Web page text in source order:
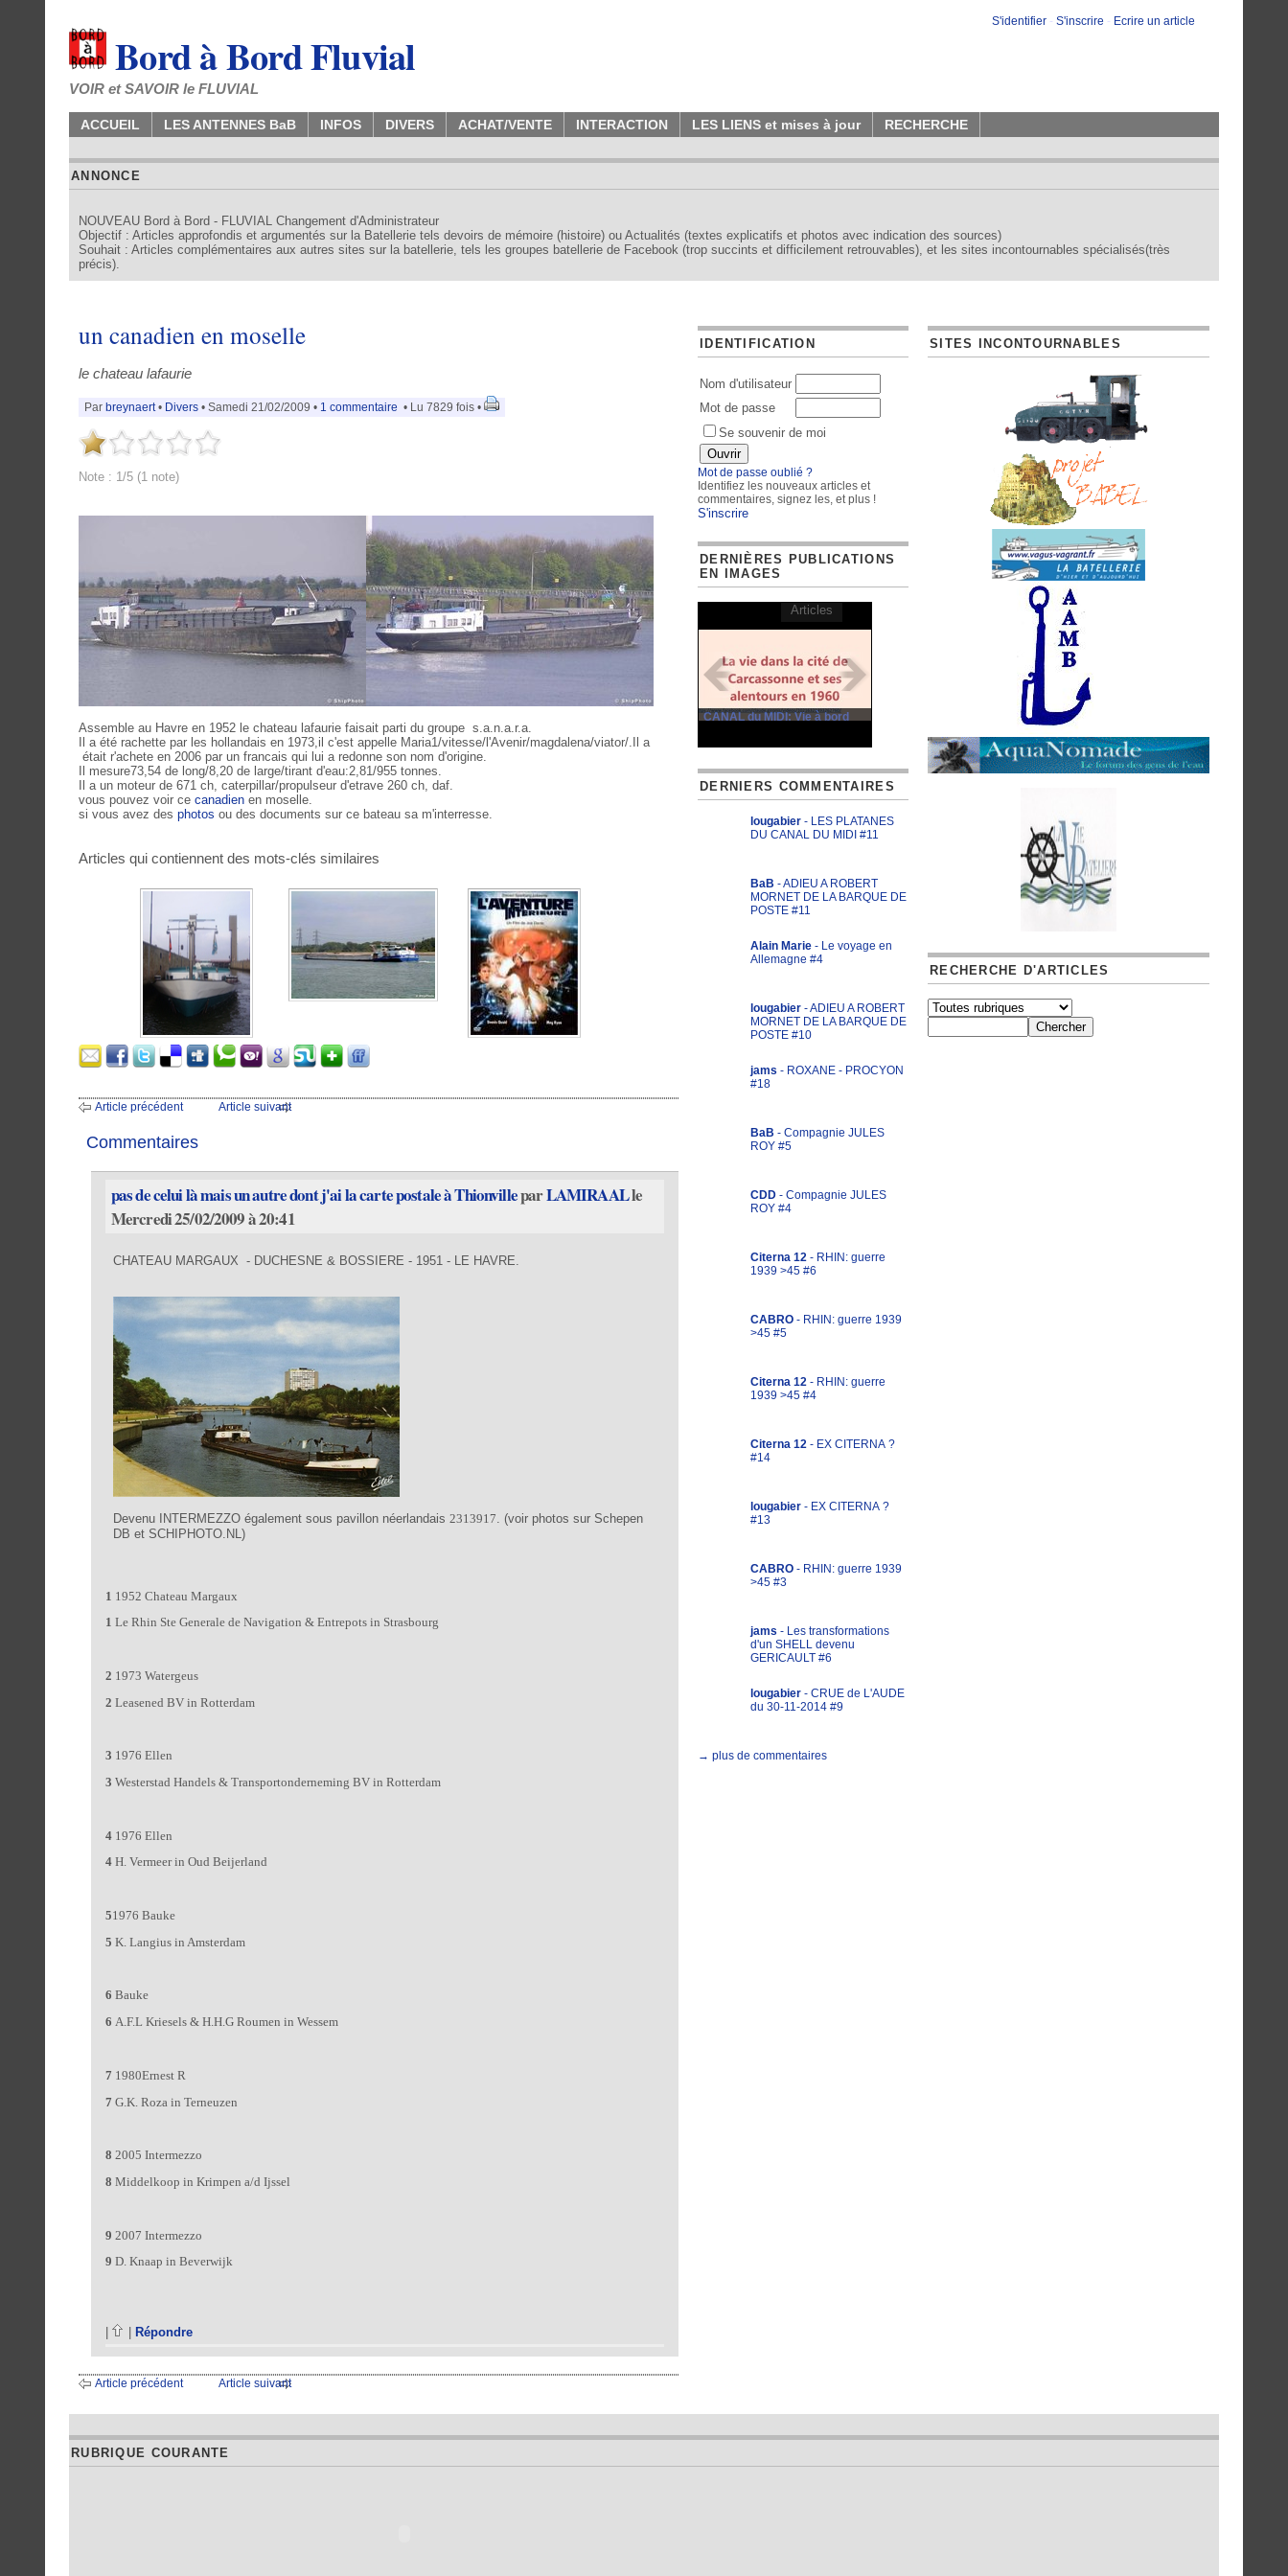
S'identifier - S'inscrire - Ecrire un article
Bord à Bord Fluvial
VOIR et SAVOIR le FLUVIAL
ACCUEIL LES ANTENNES BaB INFOS DIVERS ACHAT/VENTE INTERACTION LES LIENS et mises à jour RECHERCHE
ANNONCE
NOUVEAU Bord à Bord - FLUVIAL Changement d'Administrateur
Objectif : Articles approfondis et argumentés sur la Batellerie tels devoirs de mémoire (histoire) ou Actualités (textes explicatifs et photos avec indication des sources)
Souhait : Articles complémentaires aux autres sites sur la batellerie, tels les groupes batellerie de Facebook (trop succints et difficilement retrouvables), et les sites incontournables spécialisés(très
précis).
un canadien en moselle
le chateau lafaurie
Par breynaert• Divers • Samedi 21/02/2009 • 1 commentaire • Lu 7829 fois •
Note : 1/5 (1 note)
Assemble au Havre en 1952 le chateau lafaurie faisait parti du groupe s.a.n.a.r.a.
Il a été rachette par les hollandais en 1973,il c'est appelle Maria1/vitesse/l'Avenir/magdalena/viator/.Il a
était r'achete en 2006 par un francais qui lui a redonne son nom d'origine.
Il mesure73,54 de long/8,20 de large/tirant d'eau:2,81/955 tonnes.
Il a un moteur de 671 ch, caterpillar/propulseur d'etrave 260 ch, daf.
vous pouvez voir ce canadien en moselle.
si vous avez des photos ou des documents sur ce bateau sa m'interresse.
Articles qui contiennent des mots-clés similaires
Article précédent Article suivant
Commentaires
pas de celui là mais un autre dont j'ai la carte postale à ThionvilleparLAMIRAALle
Mercredi 25/02/2009 à 20:41
CHATEAU MARGAUX - DUCHESNE & BOSSIERE - 1951 - LE HAVRE.
Devenu INTERMEZZO également sous pavillon néerlandais 2313917 . (voir photos sur Schepen
DB et SCHIPHOTO.NL)
1 1952 Chateau Margaux
1 Le Rhin Ste Generale de Navigation & Entrepots in Strasbourg
2 1973 Watergeus
2 Leasened BV in Rotterdam
3 1976 Ellen
3 Westerstad Handels & Transportonderneming BV in Rotterdam
41976 Ellen
4H. Vermeer in Oud Beijerland
51976 Bauke
5 K. Langius in Amsterdam
6 Bauke
6 A.F.L Kriesels & H.H.G Roumen in Wessem
7 1980Ernest R
7 G.K. Roza in Terneuzen
8 2005 Intermezzo
8 Middelkoop in Krimpen a/d Ijssel
9 2007 Intermezzo
9 D. Knaap in Beverwijk
Répondre
Article précédent Article suivant
IDENTIFICATION
Nom d'utilisateur
Mot de passe
Se souvenir de moi
Mot de passe oublié ?
Identifiez les nouveaux articles et
commentaires, signez les, et plus !
S'inscrire
DERNIÈRES PUBLICATIONS
EN IMAGES
CANAL du MIDI: Vie à bord
Articles
DERNIERS COMMENTAIRES
lougabier - LES PLATANES
DU CANAL DU MIDI #11
BaB - ADIEU A ROBERT
MORNET DE LA BARQUE DE
POSTE #11
Alain Marie - Le voyage en
Allemagne #4
lougabier - ADIEU A ROBERT
MORNET DE LA BARQUE DE
POSTE #10
jams - ROXANE - PROCYON
#18
BaB - Compagnie JULES
ROY #5
CDD - Compagnie JULES
ROY #4
Citerna 12 - RHIN: guerre
1939 >45 #6
CABRO - RHIN: guerre 1939
>45 #5
Citerna 12 - RHIN: guerre
1939 >45 #4
Citerna 12 - EX CITERNA ?
#14
lougabier - EX CITERNA ?
#13
CABRO - RHIN: guerre 1939
>45 #3
jams - Les transformations
d'un SHELL devenu
GERICAULT #6
lougabier - CRUE de L'AUDE
du 30-11-2014 #9
→ plus de commentaires
SITES INCONTOURNABLES
RECHERCHE D'ARTICLES
RUBRIQUE COURANTE